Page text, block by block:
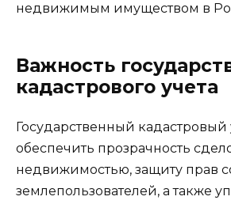
недвижимым имуществом в
Важность
кадастрового учета
Государственный кадастровый
обеспечить прозрачность
недвижимостью, защиту прав
землепользователей, а также